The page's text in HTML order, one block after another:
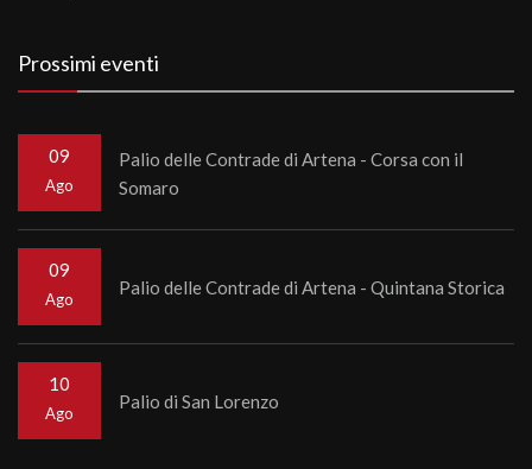
Prossimi eventi
09
Ago
Palio delle Contrade di Artena - Corsa con il
Somaro
09
Ago
Palio delle Contrade di Artena - Quintana Storica
10
Ago
Palio di San Lorenzo